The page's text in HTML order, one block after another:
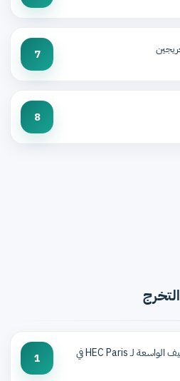
7
8
فرص العمل المتاحة عبر شبكة التوظيف الواسعة لـ HEC Paris في
1